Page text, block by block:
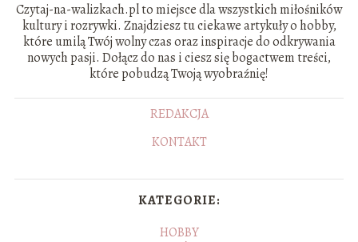
Czytaj-na-walizkach.pl to miejsce dla wszystkich miłośników
kultury i rozrywki. Znajdziesz tu ciekawe artykuły o hobby,
które umilą Twój wolny czas oraz inspiracje do odkrywania
nowych pasji. Dołącz do nas i ciesz się bogactwem treści,
które pobudzą Twoją wyobraźnię!
REDAKCJA
KONTAKT
KATEGORIE:
HOBBY